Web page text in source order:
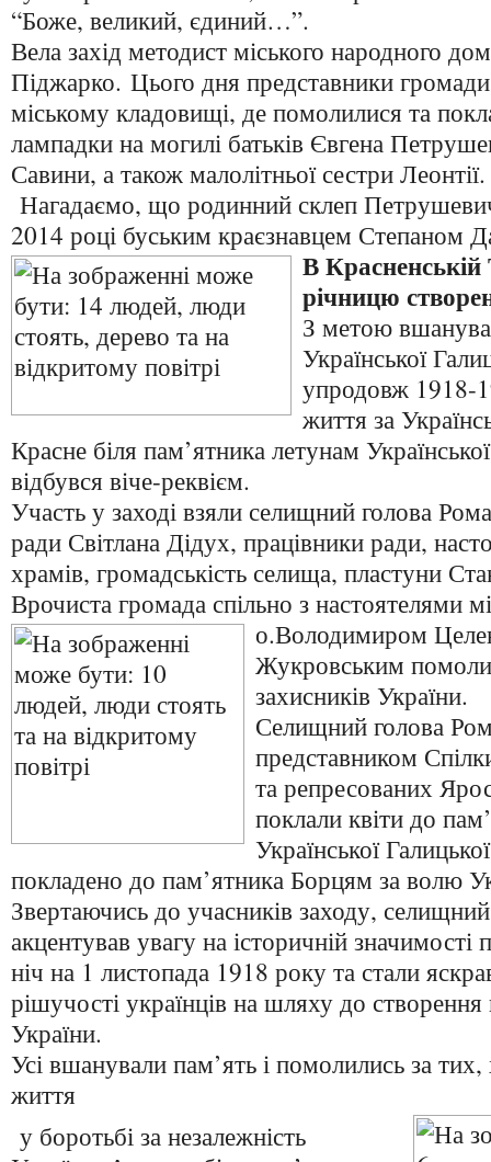
“Боже, великий, єдиний…”.
Вела захід методист міського народного
Піджарко. Цього дня представники
міському кладовищі, де помолилися та
лампадки на могилі батьків Євгена
Савини, а також малолітньої сестри Леонтії.
Нагадаємо, що родинний склеп
2014 році буським краєзнавцем Степаном
В
річницю
З метою
Української
упродовж 1918-
життя за
Красне біля пам’ятника летунам
відбувся віче-реквієм.
Участь у заході взяли селищний голова
ради Світлана Дідух, працівники ради,
храмів, громадськість селища, пластуни
Врочиста громада спільно з настоятелями
о.Володимиром
Жукровським
захисників України.
Селищний голова
представником
та репресованих
поклали квіти до
Української
покладено до пам’ятника Борцям за волю
Звертаючись до учасників заходу,
акцентував увагу на історичній значимості
ніч на 1 листопада 1918 року та стали
рішучості українців на шляху до створення
України.
Усі вшанували пам’ять і помолились за тих,
життя
у боротьбі за незалежність